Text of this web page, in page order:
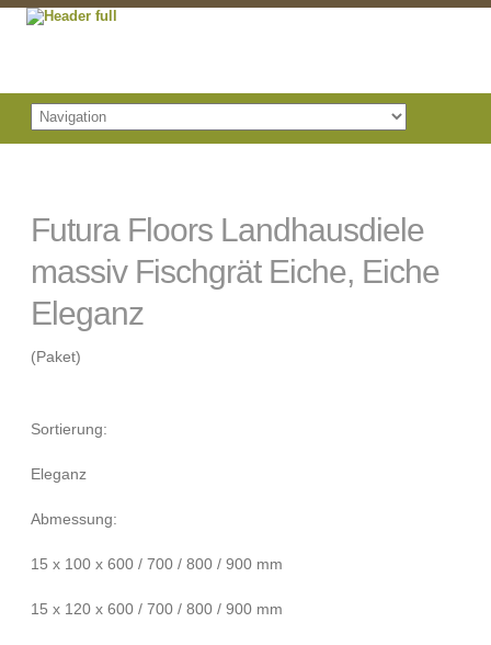
Futura Floors Landhausdiele
massiv Fischgrät Eiche, Eiche
Eleganz
(Paket)
Sortierung:
Eleganz
Abmessung:
15 x 100 x 600 / 700 / 800 / 900 mm
15 x 120 x 600 / 700 / 800 / 900 mm